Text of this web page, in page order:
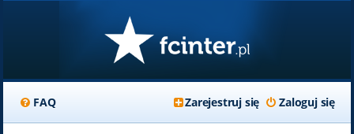
FAQ Zaloguj się
Zarejestruj się